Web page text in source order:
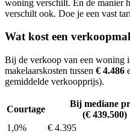
woning verschilt. En de manier
verschilt ook. Doe je een vast
Wat kost een
Bij de verkoop van een woning
makelaarskosten tussen € 4.486
gemiddelde verkoopprijs).
Courtage
Bij mediane
(€ 439.500)
1,0%
€ 4.395